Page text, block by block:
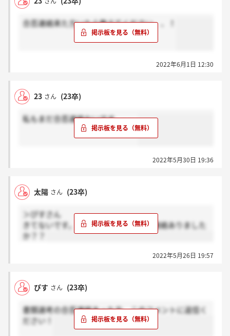
合否連絡来た方いたら教えてください、、！
2022年6月1日 12:30
23 さん (23卒)
私もまだ合否連絡ないです、、、
2022年5月30日 19:36
太陽 さん (23卒)
＞ぴすさん
きてないです。不安です。ぴすさんは連絡ありました
か？？
2022年5月26日 19:57
ぴす さん (23卒)
書類選考の合否連絡あった方、このコメントに返信く
ださい！